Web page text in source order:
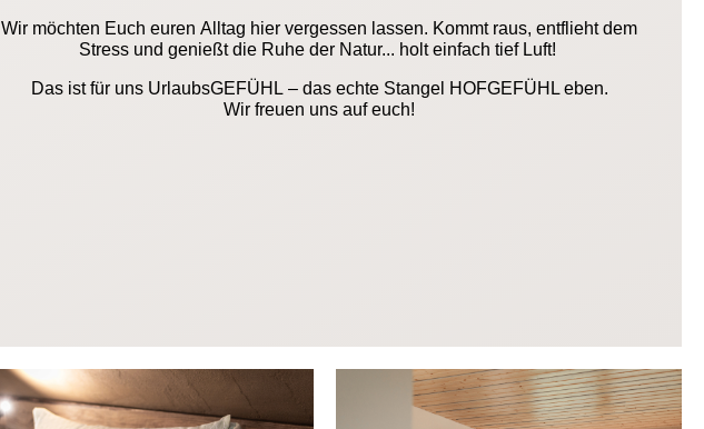
Wir möchten Euch euren Alltag hier vergessen lassen. Kommt raus, entflieht dem
Stress und genießt die Ruhe der Natur... holt einfach tief Luft!
Das ist für uns UrlaubsGEFÜHL – das echte Stangel HOFGEFÜHL eben.
Wir freuen uns auf euch!